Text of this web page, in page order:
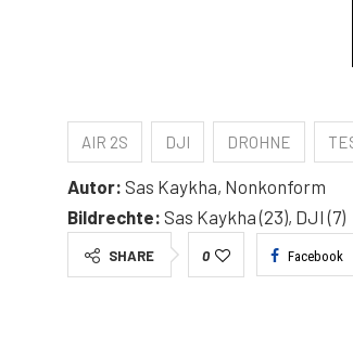
AIR 2S DJI DROHNE
Autor: Sas Kaykha, Nonkonform
Bildrechte: Sas Kaykha (23), DJI (7)
SHARE 0 Facebook